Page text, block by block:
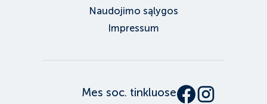
Naudojimo sąlygos
Impressum
Mes soc. tinkluose